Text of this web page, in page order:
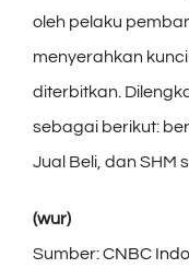
oleh pelaku
menyerahkan
diterbitkan.
sebagai berikut:
Jual Beli, dan SHM
(wur)
Sumber:CNBC